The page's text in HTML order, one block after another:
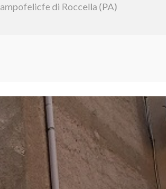
di Roccella (PA)